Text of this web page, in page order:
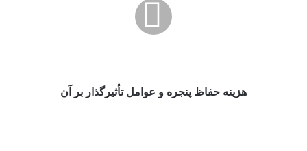
هزینه حفاظ پنجره و عوامل تأثیرگذار بر آن